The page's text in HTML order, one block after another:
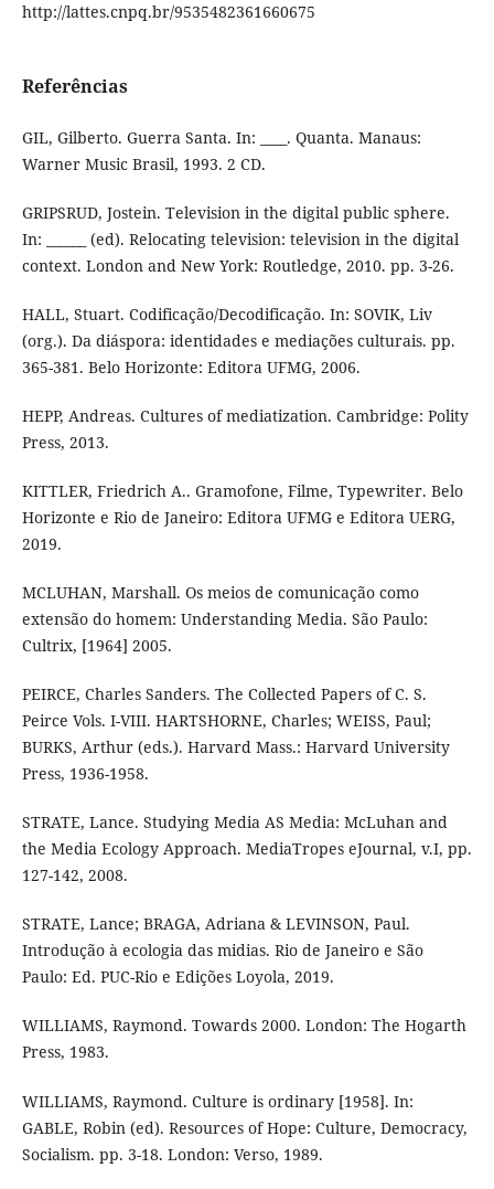
http://lattes.cnpq.br/9535482361660675
Referências
GIL, Gilberto. Guerra Santa. In: ____. Quanta. Manaus:
Warner Music Brasil, 1993. 2 CD.
GRIPSRUD, Jostein. Television in the digital public sphere.
In: ______ (ed). Relocating television: television in the digital
context. London and New York: Routledge, 2010. pp. 3-26.
HALL, Stuart. Codificação/Decodificação. In: SOVIK, Liv
(org.). Da diáspora: identidades e mediações culturais. pp.
365-381. Belo Horizonte: Editora UFMG, 2006.
HEPP, Andreas. Cultures of mediatization. Cambridge: Polity
Press, 2013.
KITTLER, Friedrich A.. Gramofone, Filme, Typewriter. Belo
Horizonte e Rio de Janeiro: Editora UFMG e Editora UERG,
2019.
MCLUHAN, Marshall. Os meios de comunicação como
extensão do homem: Understanding Media. São Paulo:
Cultrix, [1964] 2005.
PEIRCE, Charles Sanders. The Collected Papers of C. S.
Peirce Vols. I-VIII. HARTSHORNE, Charles; WEISS, Paul;
BURKS, Arthur (eds.). Harvard Mass.: Harvard University
Press, 1936-1958.
STRATE, Lance. Studying Media AS Media: McLuhan and
the Media Ecology Approach. MediaTropes eJournal, v.I, pp.
127-142, 2008.
STRATE, Lance; BRAGA, Adriana & LEVINSON, Paul.
Introdução à ecologia das midias. Rio de Janeiro e São
Paulo: Ed. PUC-Rio e Edições Loyola, 2019.
WILLIAMS, Raymond. Towards 2000. London: The Hogarth
Press, 1983.
WILLIAMS, Raymond. Culture is ordinary [1958]. In:
GABLE, Robin (ed). Resources of Hope: Culture, Democracy,
Socialism. pp. 3-18. London: Verso, 1989.